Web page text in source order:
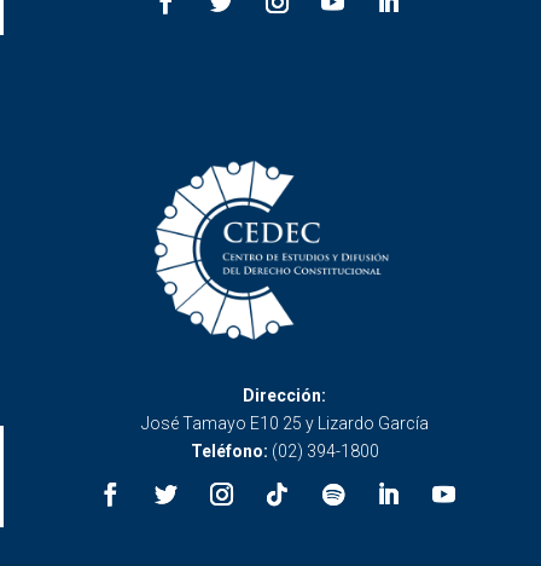
Dirección:
José Tamayo E10 25 y Lizardo García
Teléfono: (02) 394-1800